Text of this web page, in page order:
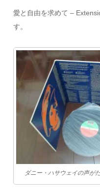
愛と自由を求めて –
す。
ダニー・ハサウェイの声が